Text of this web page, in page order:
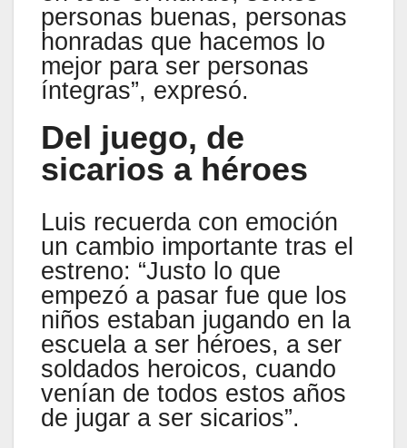
personas buenas, personas
honradas que hacemos lo
mejor para ser personas
íntegras”, expresó.
Del juego, de
sicarios a héroes
Luis recuerda con emoción
un cambio importante tras el
estreno: “Justo lo que
empezó a pasar fue que los
niños estaban jugando en la
escuela a ser héroes, a ser
soldados heroicos, cuando
venían de todos estos años
de jugar a ser sicarios”.